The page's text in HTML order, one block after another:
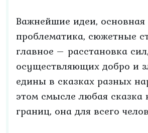
Важнейшие идеи, основная
проблематика, сюжетные
главное – расстановка сил,
осуществляющих добро и
едины в сказках разных
этом смысле любая сказка
границ, она для всего